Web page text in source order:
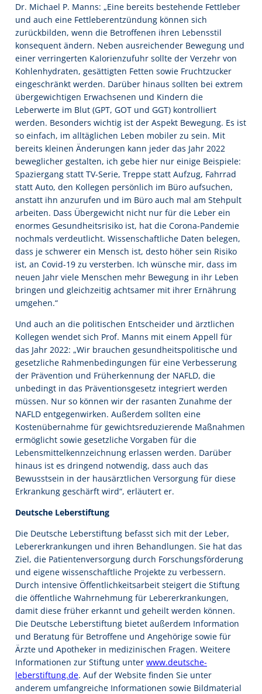
Dr. Michael P. Manns: „Eine bereits bestehende Fettleber
und auch eine Fettleberentzündung können sich
zurückbilden, wenn die Betroffenen ihren Lebensstil
konsequent ändern. Neben ausreichender Bewegung und
einer verringerten Kalorienzufuhr sollte der Verzehr von
Kohlenhydraten, gesättigten Fetten sowie Fruchtzucker
eingeschränkt werden. Darüber hinaus sollten bei extrem
übergewichtigen Erwachsenen und Kindern die
Leberwerte im Blut (GPT, GOT und GGT) kontrolliert
werden. Besonders wichtig ist der Aspekt Bewegung. Es ist
so einfach, im alltäglichen Leben mobiler zu sein. Mit
bereits kleinen Änderungen kann jeder das Jahr 2022
beweglicher gestalten, ich gebe hier nur einige Beispiele:
Spaziergang statt TV-Serie, Treppe statt Aufzug, Fahrrad
statt Auto, den Kollegen persönlich im Büro aufsuchen,
anstatt ihn anzurufen und im Büro auch mal am Stehpult
arbeiten. Dass Übergewicht nicht nur für die Leber ein
enormes Gesundheitsrisiko ist, hat die Corona-Pandemie
nochmals verdeutlicht. Wissenschaftliche Daten belegen,
dass je schwerer ein Mensch ist, desto höher sein Risiko
ist, an Covid-19 zu versterben. Ich wünsche mir, dass im
neuen Jahr viele Menschen mehr Bewegung in ihr Leben
bringen und gleichzeitig achtsamer mit ihrer Ernährung
umgehen.“
Und auch an die politischen Entscheider und ärztlichen
Kollegen wendet sich Prof. Manns mit einem Appell für
das Jahr 2022: „Wir brauchen gesundheitspolitische und
gesetzliche Rahmenbedingungen für eine Verbesserung
der Prävention und Früherkennung der NAFLD, die
unbedingt in das Präventionsgesetz integriert werden
müssen. Nur so können wir der rasanten Zunahme der
NAFLD entgegenwirken. Außerdem sollten eine
Kostenübernahme für gewichtsreduzierende Maßnahmen
ermöglicht sowie gesetzliche Vorgaben für die
Lebensmittelkennzeichnung erlassen werden. Darüber
hinaus ist es dringend notwendig, dass auch das
Bewusstsein in der hausärztlichen Versorgung für diese
Erkrankung geschärft wird“, erläutert er.
Deutsche Leberstiftung
Die Deutsche Leberstiftung befasst sich mit der Leber,
Lebererkrankungen und ihren Behandlungen. Sie hat das
Ziel, die Patientenversorgung durch Forschungsförderung
und eigene wissenschaftliche Projekte zu verbessern.
Durch intensive Öffentlichkeitsarbeit steigert die Stiftung
die öffentliche Wahrnehmung für Lebererkrankungen,
damit diese früher erkannt und geheilt werden können.
Die Deutsche Leberstiftung bietet außerdem Information
und Beratung für Betroffene und Angehörige sowie für
Ärzte und Apotheker in medizinischen Fragen. Weitere
Informationen zur Stiftung unter www.deutsche-
leberstiftung.de. Auf der Website finden Sie unter
anderem umfangreiche Informationen sowie Bildmaterial